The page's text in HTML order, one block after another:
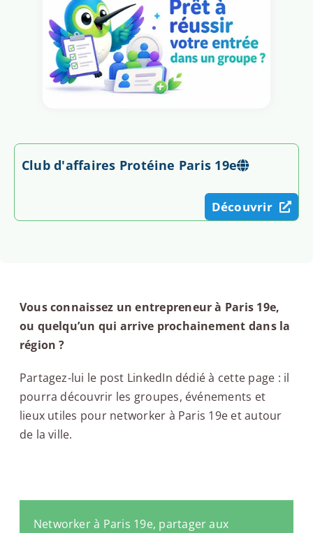
Club d'affaires Protéine Paris 19e
Découvrir
Vous connaissez un entrepreneur à Paris 19e,
ou quelqu’un qui arrive prochainement dans la
région ?
Partagez-lui le post LinkedIn dédié à cette page : il
pourra découvrir les groupes, événements et
lieux utiles pour networker à Paris 19e et autour
de la ville.
Networker à Paris 19e, partager aux